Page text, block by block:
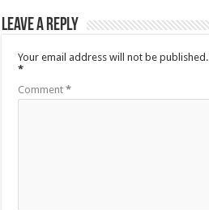
Leave a Reply
Your email address will not be published.
*
Comment*